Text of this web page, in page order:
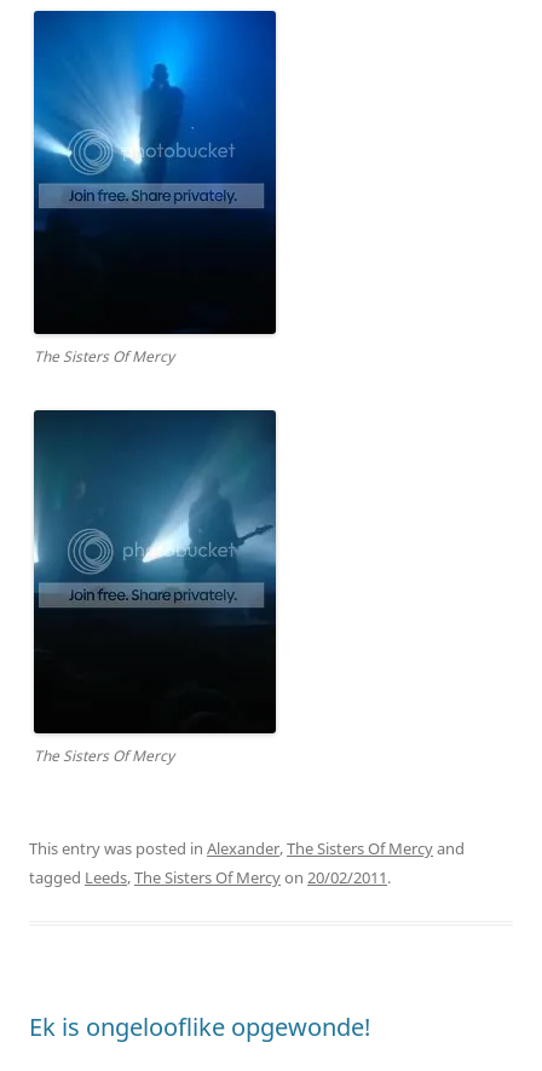
The Sisters Of Mercy
The Sisters Of Mercy
This entry was posted in Alexander,The Sisters Of Mercyand
tagged Leeds,The Sisters Of Mercyon 20/02/2011.
Ek is ongelooflike opgewonde!